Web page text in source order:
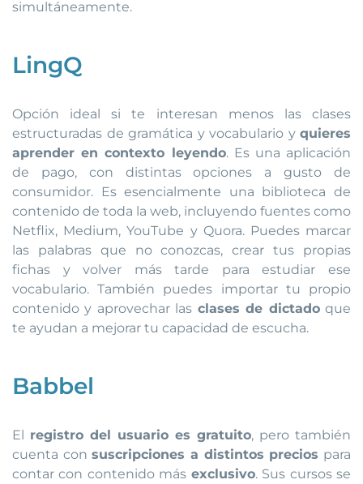
simultáneamente.
LingQ
Opción ideal si te interesan menos las clases
estructuradas de gramática y vocabulario y quieres
aprender en contexto leyendo. Es una aplicación
de pago, con distintas opciones a gusto de
consumidor. Es esencialmente una biblioteca de
contenido de toda la web, incluyendo fuentes como
Netflix, Medium, YouTube y Quora. Puedes marcar
las palabras que no conozcas, crear tus propias
fichas y volver más tarde para estudiar ese
vocabulario. También puedes importar tu propio
contenido y aprovechar las clases de dictadoque
te ayudan a mejorar tu capacidad de escucha.
Babbel
El registro del usuario es gratuito, pero también
cuenta consuscripciones a distintos precios para
contar con contenido más exclusivo. Sus cursos se